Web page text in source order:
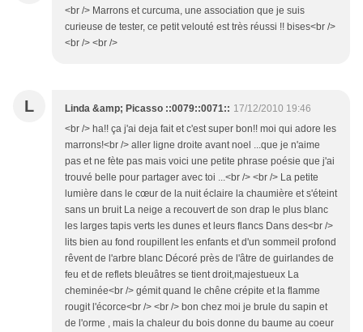
<br /> Marrons et curcuma, une association que je suis
curieuse de tester, ce petit velouté est très réussi !! bises<br />
<br /> <br />
L Linda &amp; Picasso ::0079::0071:: 17/12/2010 19:46
<br /> ha!! ça j'ai deja fait et c'est super bon!! moi qui adore les
marrons!<br /> aller ligne droite avant noel ...que je n'aime
pas et ne fète pas mais voici une petite phrase poésie que j'ai
trouvé belle pour partager avec toi ...<br /> <br /> La petite
lumière dans le cœur de la nuit éclaire la chaumière et s'éteint
sans un bruit La neige a recouvert de son drap le plus blanc
les larges tapis verts les dunes et leurs flancs Dans des<br />
lits bien au fond roupillent les enfants et d'un sommeil profond
rêvent de l'arbre blanc Décoré près de l'âtre de guirlandes de
feu et de reflets bleuâtres se tient droit,majestueux La
cheminée<br /> gémit quand le chêne crépite et la flamme
rougit l'écorce<br /> <br /> bon chez moi je brule du sapin et
de l'orme , mais la chaleur du bois donne du baume au coeur